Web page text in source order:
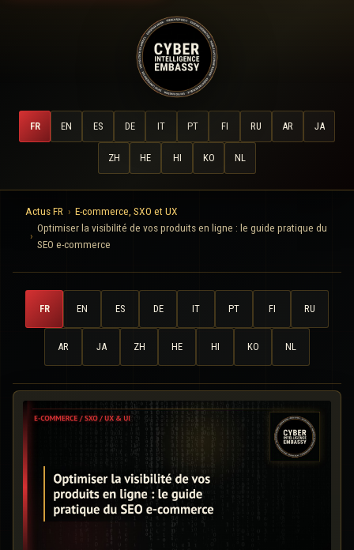
FR EN ES DE IT PT FI RU AR JA
ZH HE HI KO NL
Actus FR
E-commerce, SXO et UX
Optimiser la visibilité de vos produits en ligne : le guide pratique du
SEO e-commerce
FR EN ES DE IT PT FI RU
AR JA ZH HE HI KO NL